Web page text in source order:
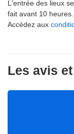
L'entrée des lieux
fait avant 10 heures.
Accédez aux
Les avis